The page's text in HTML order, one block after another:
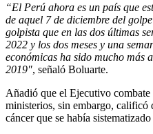
“El Perú ahora es un país que
de aquel 7 de diciembre del
golpista que en las dos últimas
2022 y los dos meses y una
económicas ha sido mucho más
2019″, señaló Boluarte.
Añadió que el Ejecutivo
ministerios, sin embargo, calificó
cáncer que se había